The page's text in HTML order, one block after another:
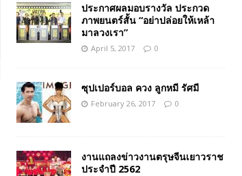
ประกาศผลมอบรางวัล ประกวด
ภาพยนตร์สั้น “อย่าปล่อยให้เหล้า
มาลวงเรา”
April 5, 2017 0
ซุปเปอร์บอล ควง ลูกหมี รัศมี
February 26, 2017 0
งานแถลงข่าวงานตรุษจีนเยาวราช
ประจำปี 2562